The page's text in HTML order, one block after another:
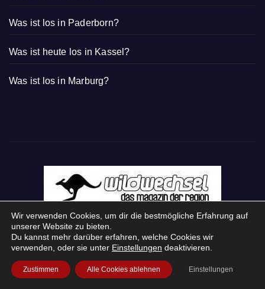
Was ist los in Paderborn?
Was ist heute los in Kassel?
Was ist los in Marburg?
Startseite Login Mein Konto · WERBEN auf Wildwechsel.de
Wir verwenden Cookies, um dir die bestmögliche Erfahrung auf
unserer Website zu bieten.
Du kannst mehr darüber erfahren, welche Cookies wir
verwenden, oder sie unter Einstellungen deaktivieren.
Zustimmen Alle Cookies ablehnen Einstellungen